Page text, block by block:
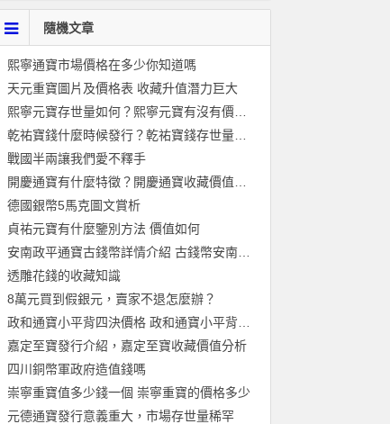
隨機文章
熙寧通寶市場價格在多少你知道嗎
天元重寶圖片及價格表 收藏升值潛力巨大
戰國半兩讓我們愛不釋手
德國銀幣5馬克圖文賞析
貞祐元寶有什麼鑒別方法 價值如何
透雕花錢的收藏知識
8萬元買到假銀元，賣家不退怎麼辦？
嘉定至寶發行介紹，嘉定至寶收藏價值分析
四川銅幣軍政府造值錢嗎
崇寧重寶值多少錢一個 崇寧重寶的價格多少
元德通寶發行意義重大，市場存世量稀罕